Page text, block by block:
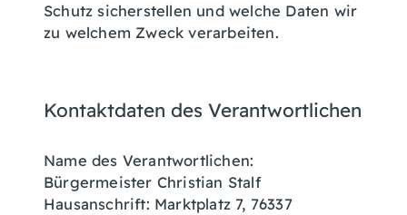
Schutz sicherstellen und welche Daten wir
zu welchem Zweck verarbeiten.
Kontaktdaten des Verantwortlichen
Name des Verantwortlichen:
Bürgermeister Christian Stalf
Hausanschrift: Marktplatz 7, 76337